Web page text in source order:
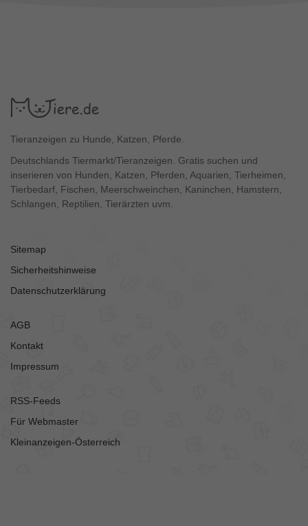
Tieranzeigen zu Hunde, Katzen, Pferde.
Deutschlands Tiermarkt/Tieranzeigen. Gratis suchen und
inserieren von Hunden, Katzen, Pferden, Aquarien, Tierheimen,
Tierbedarf, Fischen, Meerschweinchen, Kaninchen, Hamstern,
Schlangen, Reptilien, Tierärzten uvm.
Sitemap
Sicherheitshinweise
Datenschutzerklärung
AGB
Kontakt
Impressum
RSS-Feeds
Für Webmaster
Kleinanzeigen-Österreich